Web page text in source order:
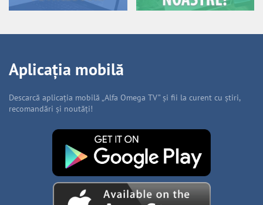
Aplicația mobilă
Descarcă aplicația mobilă „Alfa Omega TV” și fii la curent cu știri,
recomandări și noutăți!